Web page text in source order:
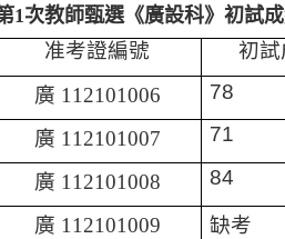
1次教師甄選《廣設科》初試
准考證編號 初
廣 112101006 78
廣 112101007 71
廣 112101008 84
廣 112101009
缺考